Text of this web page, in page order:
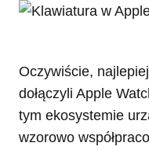
Oczywiście,
dołączyli Apple
tym ekosystemie
wzorowo